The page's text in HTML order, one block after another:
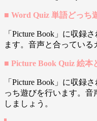
■ Word Quiz 単語どっち
「Picture Book」に収録
ます。音声と合っている
■ Picture Book Quiz 絵本
「Picture Book」に収録
っち遊びを行います。
しましょう。